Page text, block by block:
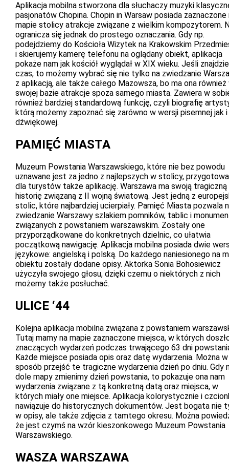
Aplikacja mobilna stworzona dla słuchaczy muzyki
pasjonatów Chopina. Chopin in Warsaw posiada zaznaczone
mapie stolicy atrakcje związane z wielkim kompozytorem.
ogranicza się jednak do prostego oznaczania. Gdy np.
podejdziemy do Kościoła Wizytek na Krakowskim
i skierujemy kamerę telefonu na oglądany obiekt, aplikacja
pokaże nam jak kościół wyglądał w XIX wieku. Jeśli
czas, to możemy wybrać się nie tylko na zwiedzanie
z aplikacją, ale także całego Mazowsza, bo ma ona również
swojej bazie atrakcje spoza samego miasta. Zawiera w
również bardziej standardową funkcję, czyli biografię
którą możemy zapoznać się zarówno w wersji pisemnej jak i
dźwiękowej.
PAMIĘĆ MIASTA
Muzeum Powstania Warszawskiego, które nie bez powodu
uznawane jest za jedno z najlepszych w stolicy,
dla turystów także aplikację. Warszawa ma swoją tragiczną
historię związaną z II wojną światową. Jest jedną z
stolic, które najbardziej ucierpiały. Pamięć Miasta pozwala
zwiedzanie Warszawy szlakiem pomników, tablic i
związanych z powstaniem warszawskim. Zostały one
przyporządkowane do konkretnych dzielnic, co ułatwia
początkową nawigację. Aplikacja mobilna posiada dwie
językowe: angielską i polską. Do każdego naniesionego na
obiektu zostały dodane opisy. Aktorka Sonia Bohosiewicz
użyczyła swojego głosu, dzięki czemu o niektórych z nich
możemy także posłuchać.
ULICE ‘44
Kolejna aplikacja mobilna związana z powstaniem
Tutaj mamy na mapie zaznaczone miejsca, w których
znaczących wydarzeń podczas trwającego 63 dni
Każde miejsce posiada opis oraz datę wydarzenia. Można
sposób przejść te tragiczne wydarzenia dzień po dniu. Gdy
dole mapy zmienimy dzień powstania, to pokazuje ona nam
wydarzenia związane z tą konkretną datą oraz miejsca, w
których miały one miejsce. Aplikacja kolorystycznie i
nawiązuje do historycznych dokumentów. Jest bogata nie
w opisy, ale także zdjęcia z tamtego okresu. Można
że jest czymś na wzór kieszonkowego Muzeum Powstania
Warszawskiego.
WASZA WARSZAWA